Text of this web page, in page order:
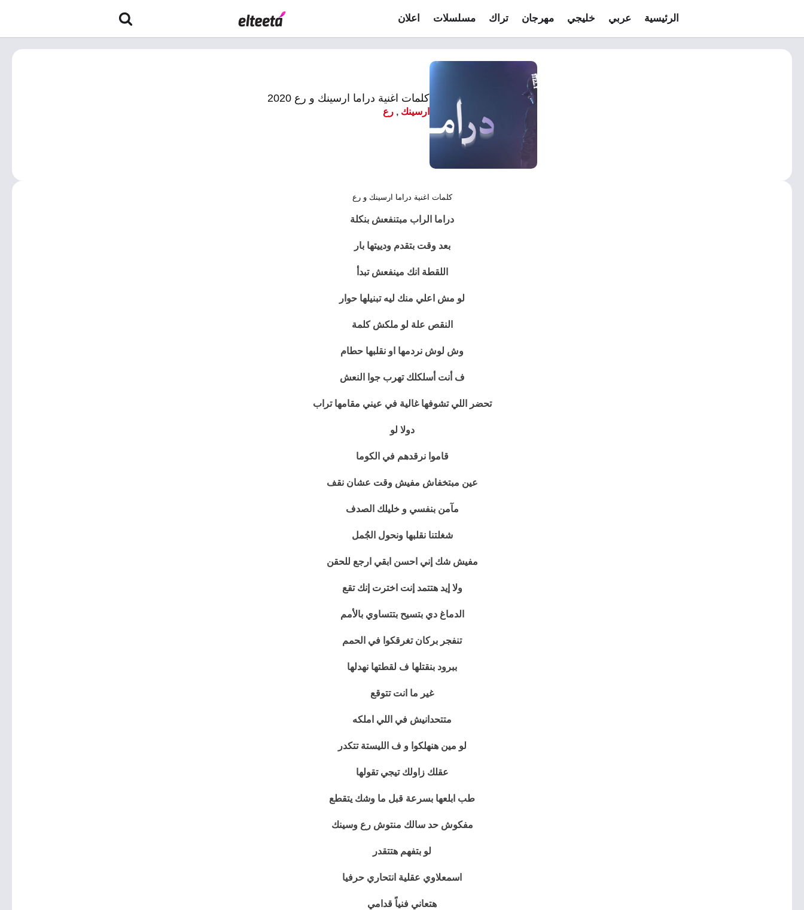
الرئيسية عربي خليجي مهرجان تراك مسلسلات اعلان
كلمات اغنية دراما ارسينك و رع 2020
ارسينك ,رع
كلمات اغنية دراما ارسينك و رع
دراما الراب مبتنفعش بنكلة
بعد وقت بتقدم ودييتها بار
اللقطة انك مينفعش تبدأ
لو مش اعلي منك ليه تبنيلها حوار
النقص علة لو ملكش كلمة
وش لوش نردمها او نقلبها حطام
ف أنت أسلكلك تهربجوا النعش
تحضر اللي تشوفها غالية في عيني مقامها تراب
دولا لو
قاموا نرقدهم في الكوما
عين مبتخفاش مفيش وقت عشان نقف
مآمن بنفسي و خليلك الصدف
شغلتنا نقلبها ونحول الجُمل
مفيش شك إني احسن ابقي ارجع للحقن
ولا إيد هتتمد إنت اخترت إنك تقع
الدماغ دي بتسيح بتتساوي بالأمم
تنفجر بركان تغرقكوا في الحمم
ببرود بنقتلها ف لقطتها نهدلها
غير ما انت تتوقع
متتحدانيش في اللي املكه
لو مين هنهلكوا و ف الليستة تتكدر
عقلك زاولك تيجي تقولها
طب ابلعها بسرعة قبل ما وشك يتقطع
مفكوش حد سالك منتوش رع وسينك
لو بتفهم هتتقدر
اسمعلاوي عقلية انتحاري حرفيا
هتعاني فنياً قدامي